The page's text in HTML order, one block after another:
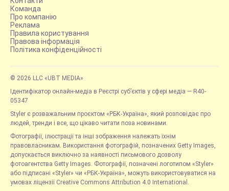
Команда
Про компанію
Реклама
Правила користування
Правова інформація
Політика конфіденційності
© 2026 LLC «UBT MEDIA»
Ідентифікатор онлайн-медіа в Реєстрі суб’єктів у сфері медіа — R40-
05347
Styler є розважальним проєктом «РБК-Україна», який розповідає про
людей, тренди і все, що цікаво читати поза новинами.
Фотографії, ілюстрації та інші зображення належать їхнім
правовласникам. Використання фотографій, позначених Getty Images,
допускається виключно за наявності письмового дозволу
фотоагентства Getty Images. Фотографії, позначені логотипом «Styler»
або підписані «Styler» чи «РБК-Україна», можуть використовуватися на
умовах ліцензії Creative Commons Attribution 4.0 International.